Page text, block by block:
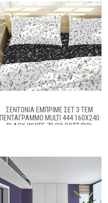
ΣΕΝΤΟΝΙΑ ΕΜΠΡΙΜΕ ΣΕΤ 3 ΤΕΜ
ΠΕΝΤΆΓΡΑΜΜΟ MULTI 444 160X240
BLACK-WHITE 70/30 COTT/POL